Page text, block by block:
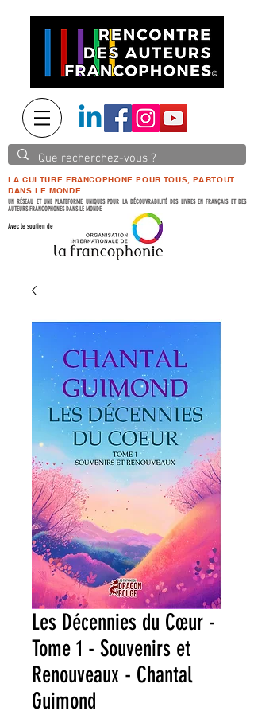
LA CULTURE FRANCOPHONE POUR TOUS, PARTOUT
DANS LE MONDE
UN RÉSEAU ET UNE PLATEFORME UNIQUES POUR LA DÉCOUVRABILITÉ DES LIVRES EN FRANÇAIS ET DES
AUTEURS FRANCOPHONES DANS LE MONDE
Avec le soutien de
Les Décennies du Cœur -
Tome 1 - Souvenirs et
Renouveaux - Chantal
Guimond